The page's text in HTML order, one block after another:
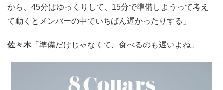
から、45分はゆっくりして、15分で準備しようって考え
て動くとメンバーの中でいちばん遅かったりする」
佐々木「準備だけじゃなくて、食べるのも遅いよね」